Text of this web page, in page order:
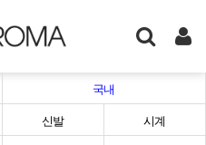
국내
신발 시계